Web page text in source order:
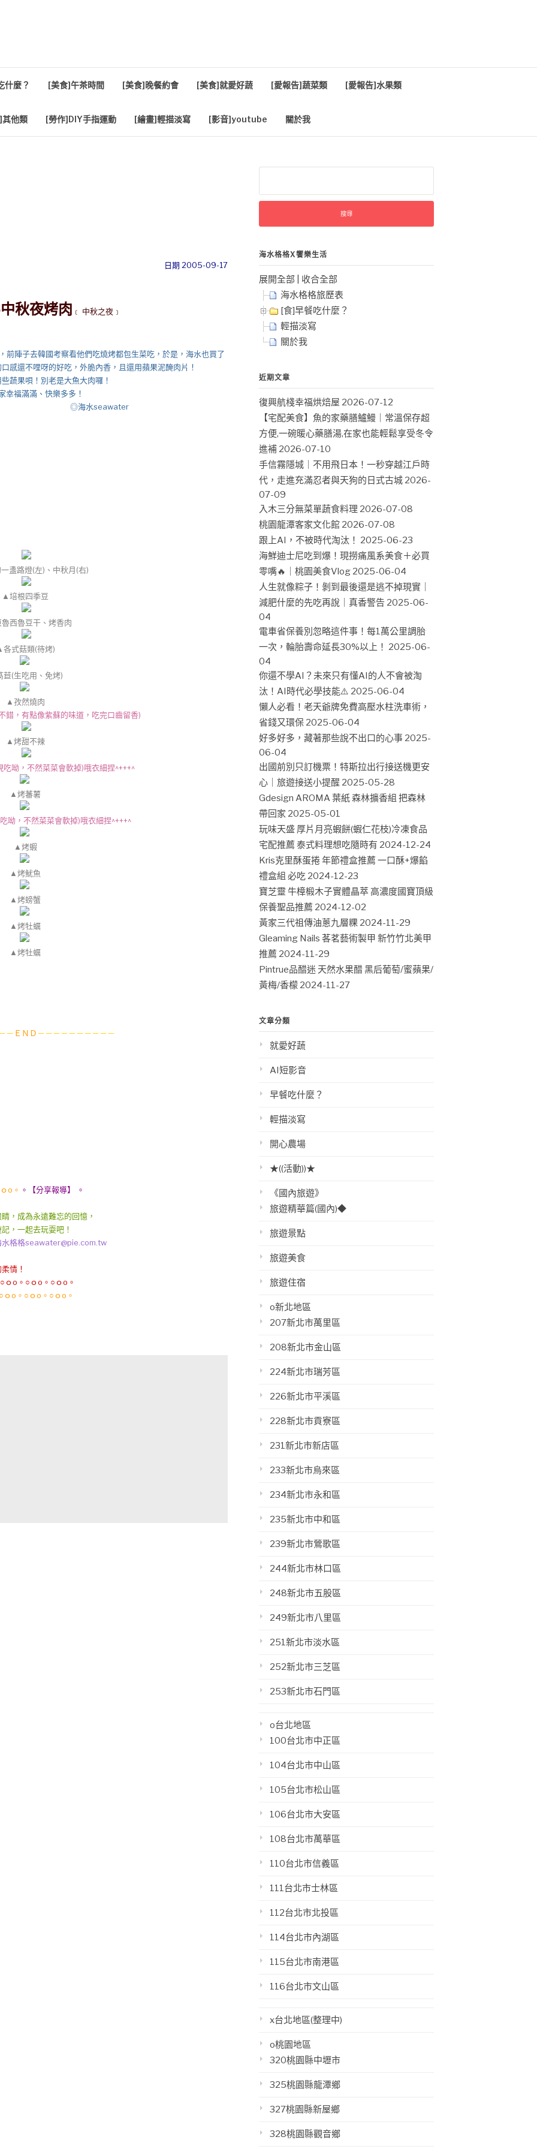
什麼？ [美食]午茶時間 [美食]晚餐約會 [美食]就愛好蔬 [愛報告]蔬菜類 [愛報告]水果類
他類 [勞作]DIY手指運動 [繪畫]輕描淡寫 [影音]youtube 關於我
日期 2005-09-17
秋夜烤肉 ﹝ 中秋之夜﹞
陣子去韓國考察看他們吃燒烤都包生菜吃，於是，海水也買了
感還不哩呀的好吃，外脆內香，且還用蘋果泥醃肉片！
果唄！別老是大魚大肉囉！
福滿滿、快樂多多！
seawater
盞路燈(左)、中秋月(右)
▲培根四季豆
西魯豆干、烤香肉
各式菇類(待烤)
苣(生吃用、免烤)
▲孜然燒肉
錯，有點像紫蘇的味道，吃完口齒留香)
▲烤甜不辣
吃呦，不然菜菜會軟掉)哦衣細捏^+++^
▲烤蕃薯
呦，不然菜菜會軟掉)哦衣細捏^+++^
▲烤蝦
▲烤魷魚
▲烤螃蟹
▲烤牡蠣
▲烤牡蠣
－ ＥＮＤ－－－－－－－－－－
o。 。【分享報導】 。
，成為永遠難忘的回憶，
，一起去玩耍吧！
水格格seawater@pie.com.tw
情！
ｏo。○ｏo。○ｏo。
o。○ｏo。○ｏo。
關
字:
海水格格X饗樂生活
展開全部
收合全部
海水格格旅歷表
[食]早餐吃什麼？
輕描淡寫
關於我
近期文章
復興航棧幸福烘焙屋 2026-07-12
【宅配美食】魚的家藥膳鱸鰻｜常溫保存超
方便,一碗暖心藥膳湯,在家也能輕鬆享受冬令
進補 2026-07-10
手信霧隱城｜不用飛日本！一秒穿越江戶時
代，走進充滿忍者與天狗的日式古城 2026-
07-09
入木三分無菜單蔬食料理 2026-07-08
桃園龍潭客家文化館 2026-07-08
跟上AI，不被時代淘汰！ 2025-06-23
海鮮迪士尼吃到爆！現撈痛風系美食＋必買
零嘴🔥｜桃園美食Vlog 2025-06-04
人生就像粽子！剝到最後還是逃不掉現實｜
減肥什麼的先吃再說｜真香警告 2025-06-
04
電車省保養別忽略這件事！每1萬公里調胎
一次，輪胎壽命延長30%以上！ 2025-06-
04
你還不學AI？未來只有懂AI的人不會被淘
汰！AI時代必學技能⚠️ 2025-06-04
懶人必看！老天爺牌免費高壓水柱洗車術，
省錢又環保 2025-06-04
好多好多，藏著那些說不出口的心事 2025-
06-04
出國前別只訂機票！特斯拉出行接送機更安
心｜旅遊接送小提醒 2025-05-28
Gdesign AROMA 葉紙 森林擴香組 把森林
帶回家 2025-05-01
玩味天盛 厚片月亮蝦餅(蝦仁花枝)冷凍食品
宅配推薦 泰式料理想吃隨時有 2024-12-24
Kris克里酥蛋捲 年節禮盒推薦 一口酥+爆餡
禮盒組 必吃 2024-12-23
寶芝靈 牛樟椴木子實體晶萃 高濃度國寶頂級
保養聖品推薦 2024-12-02
黃家三代祖傳油蔥九層粿 2024-11-29
Gleaming Nails 茖茗藝術製甲 新竹竹北美甲
推薦 2024-11-29
Pintrue品醋迷 天然水果醋 黑后葡萄/蜜蘋果/
黃梅/香檬 2024-11-27
文章分類
就愛好蔬
AI短影音
早餐吃什麼？
輕描淡寫
開心農場
★((活動))★
《國內旅遊》
旅遊精華篇(國內)◆
旅遊景點
旅遊美食
旅遊住宿
o新北地區
207新北市萬里區
208新北市金山區
224新北市瑞芳區
226新北市平溪區
228新北市貢寮區
231新北市新店區
233新北市烏來區
234新北市永和區
235新北市中和區
239新北市鶯歌區
244新北市林口區
248新北市五股區
249新北市八里區
251新北市淡水區
252新北市三芝區
253新北市石門區
o台北地區
100台北市中正區
104台北市中山區
105台北市松山區
106台北市大安區
108台北市萬華區
110台北市信義區
111台北市士林區
112台北市北投區
114台北市內湖區
115台北市南港區
116台北市文山區
x台北地區(整理中)
o桃園地區
320桃園縣中壢市
325桃園縣龍潭鄉
327桃園縣新屋鄉
328桃園縣觀音鄉